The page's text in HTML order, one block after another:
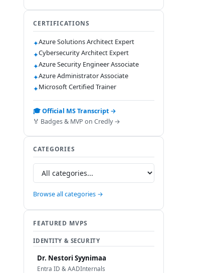
CERTIFICATIONS
✦Azure Solutions Architect Expert
✦Cybersecurity Architect Expert
✦Azure Security Engineer Associate
✦Azure Administrator Associate
✦Microsoft Certified Trainer
🎓 Official MS Transcript →
🏅 Badges & MVP on Credly →
CATEGORIES
Browse all categories →
FEATURED MVPS
IDENTITY & SECURITY
Dr. Nestori Syynimaa
Entra ID & AADInternals